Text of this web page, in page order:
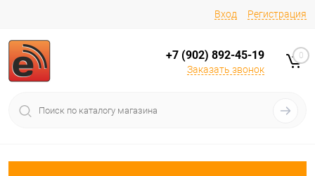
Вход Регистрация
+7 (902) 892-45-19
Заказать звонок
0